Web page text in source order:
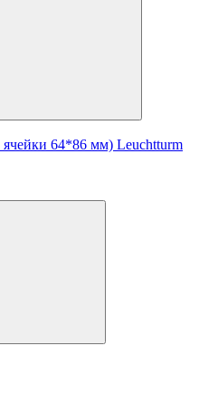
ячейки 64*86 мм) Leuchtturm